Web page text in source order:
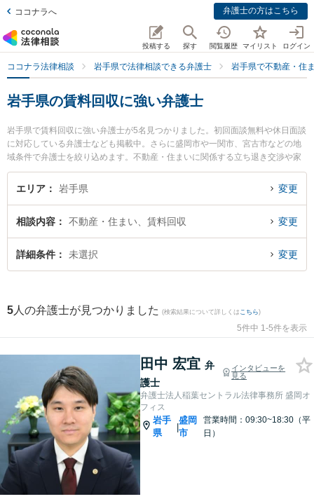
ココナラへ 弁護士の方はこちら
投稿する 探す 閲覧履歴 マイリスト ログイン
ココナラ法律相談 岩手県で法律相談できる弁護士 岩手県で不動産・住
岩手県の賃料回収に強い弁護士
岩手県で賃料回収に強い弁護士が5名見つかりました。初回面談無料や休日面談
に対応している弁護士なども掲載中。さらに盛岡市や一関市、宮古市などの地
域条件で弁護士を絞り込めます。不動産・住まいに関係する立ち退き交渉や家
賃交渉、不動産契約解除等の細かな分野での絞り込み検索もでき便利です。特
に弁護士法人稲葉セントラル法律事務所 盛岡オフィスの田中 宏宜弁護士や北奥
発生した賃料回収のトラブルを今すぐに弁護士に相談したい』『賃料回収のト
ラブル解決の実績豊富な近くの弁護士を検索したい』『初回相談無料で賃料回
収を法律相談できる岩手県内の弁護士に相談予約したい』などでお困りの相談
エリア 岩手県 変更
相談内容 不動産・住まい、賃料回収 変更
詳細条件 未選択 変更
5 人の弁護士が見つかりました (検索結果について詳しくは こちら)
5件中 1-5件を表示
田中 宏宜 弁
護士
インタビューを
見る
弁護士法人稲葉セントラル法律事務所 盛岡オ
フィス
岩手
県
|
盛岡
市
営業時間：09:30~18:30（平
日）